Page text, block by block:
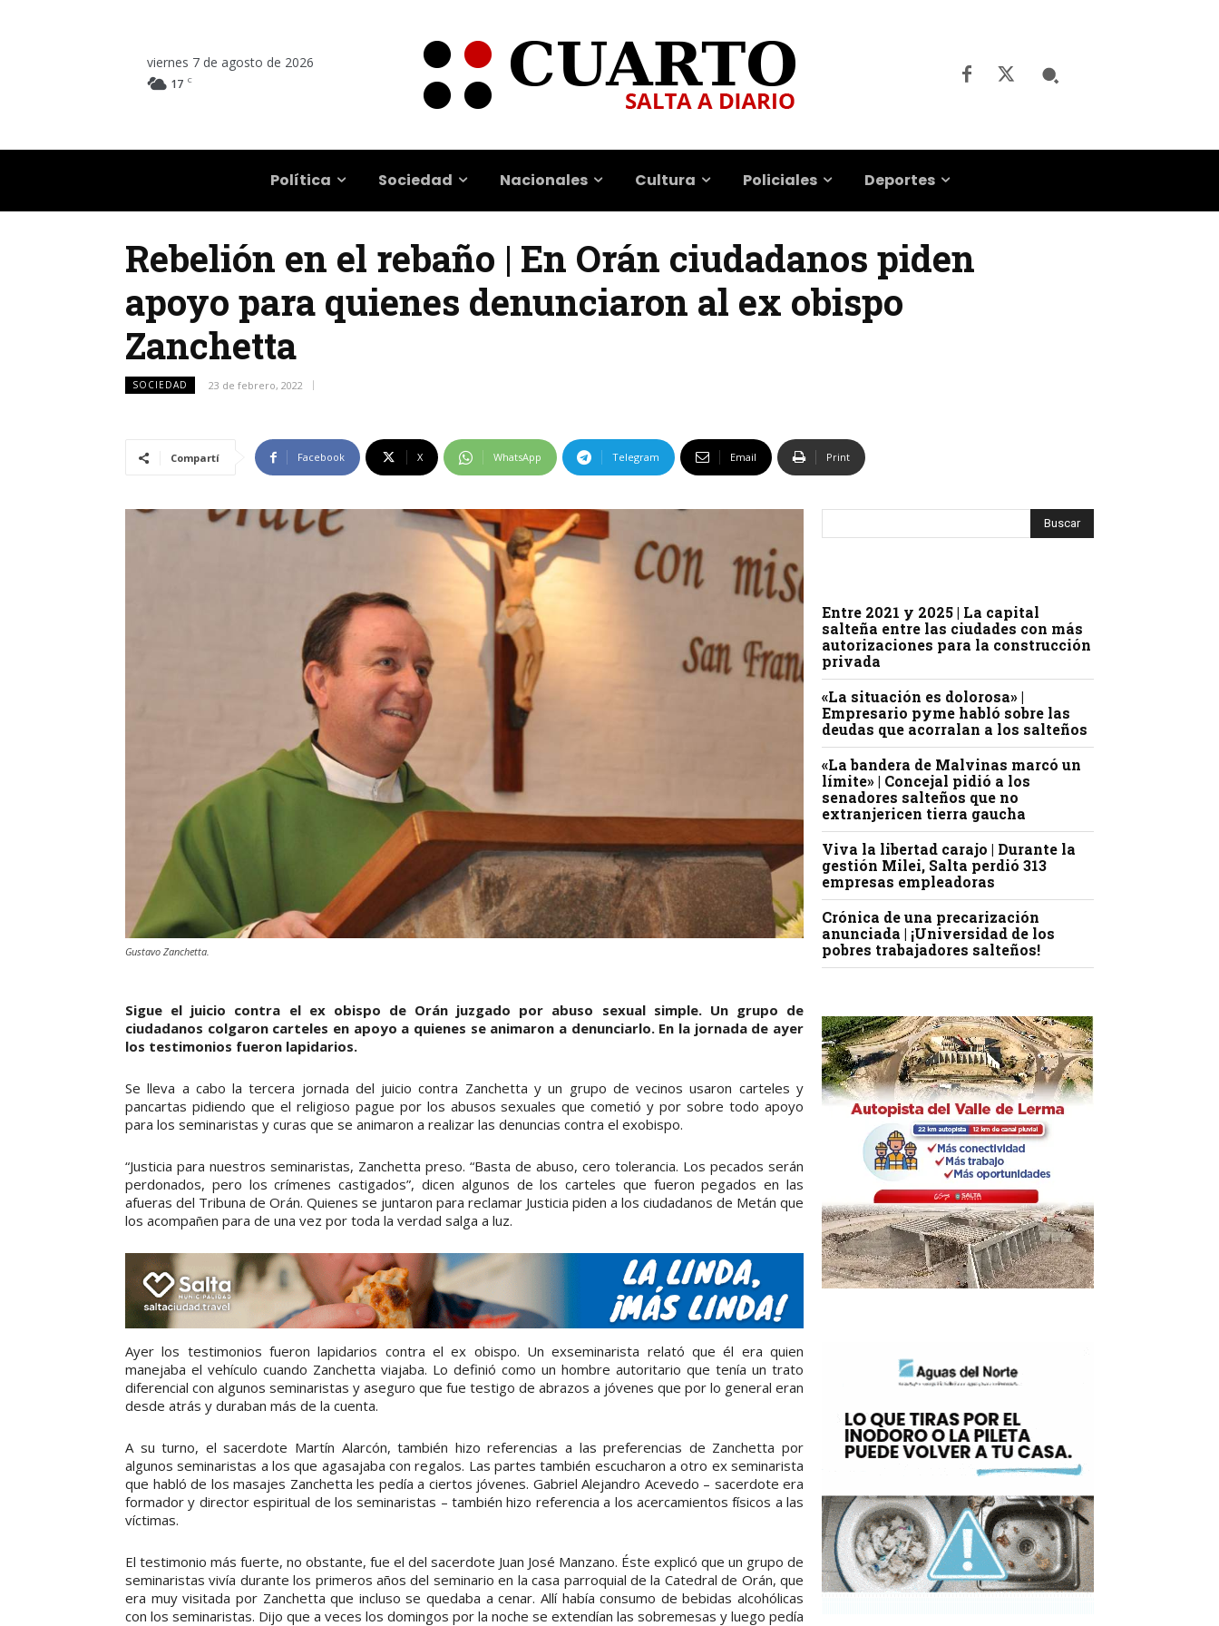
viernes 7 de agosto de 2026
17 C
Política Sociedad Nacionales Cultura Policiales Deportes
Rebelión en el rebaño | En Orán ciudadanos piden
apoyo para quienes denunciaron al ex obispo
Zanchetta
SOCIEDAD 23 de febrero, 2022
Compartí Facebook X WhatsApp Telegram Email Print
Gustavo Zanchetta.
Sigue el juicio contra el ex obispo de Orán juzgado por abuso sexual simple. Un grupo de
ciudadanos colgaron carteles en apoyo a quienes se animaron a denunciarlo. En la jornada de ayer
los testimonios fueron lapidarios.
Se lleva a cabo la tercera jornada del juicio contra Zanchetta y un grupo de vecinos usaron carteles y
pancartas pidiendo que el religioso pague por los abusos sexuales que cometió y por sobre todo apoyo
para los seminaristas y curas que se animaron a realizar las denuncias contra el exobispo.
“Justicia para nuestros seminaristas, Zanchetta preso. “Basta de abuso, cero tolerancia. Los pecados serán
perdonados, pero los crímenes castigados”, dicen algunos de los carteles que fueron pegados en las
afueras del Tribuna de Orán. Quienes se juntaron para reclamar Justicia piden a los ciudadanos de Metán que
los acompañen para de una vez por toda la verdad salga a luz.
Ayer los testimonios fueron lapidarios contra el ex obispo. Un exseminarista relató que él era quien
manejaba el vehículo cuando Zanchetta viajaba. Lo definió como un hombre autoritario que tenía un trato
diferencial con algunos seminaristas y aseguro que fue testigo de abrazos a jóvenes que por lo general eran
desde atrás y duraban más de la cuenta.
A su turno, el sacerdote Martín Alarcón, también hizo referencias a las preferencias de Zanchetta por
algunos seminaristas a los que agasajaba con regalos. Las partes también escucharon a otro ex seminarista
que habló de los masajes Zanchetta les pedía a ciertos jóvenes. Gabriel Alejandro Acevedo – sacerdote era
formador y director espiritual de los seminaristas – también hizo referencia a los acercamientos físicos a las
víctimas.
El testimonio más fuerte, no obstante, fue el del sacerdote Juan José Manzano. Éste explicó que un grupo de
seminaristas vivía durante los primeros años del seminario en la casa parroquial de la Catedral de Orán, que
era muy visitada por Zanchetta que incluso se quedaba a cenar. Allí había consumo de bebidas alcohólicas
con los seminaristas. Dijo que a veces los domingos por la noche se extendían las sobremesas y luego pedía
Entre 2021 y 2025 | La capital
salteña entre las ciudades con más
autorizaciones para la construcción
privada
«La situación es dolorosa» |
Empresario pyme habló sobre las
deudas que acorralan a los salteños
«La bandera de Malvinas marcó un
límite» | Concejal pidió a los
senadores salteños que no
extranjericen tierra gaucha
Viva la libertad carajo | Durante la
gestión Milei, Salta perdió 313
empresas empleadoras
Crónica de una precarización
anunciada | ¡Universidad de los
pobres trabajadores salteños!